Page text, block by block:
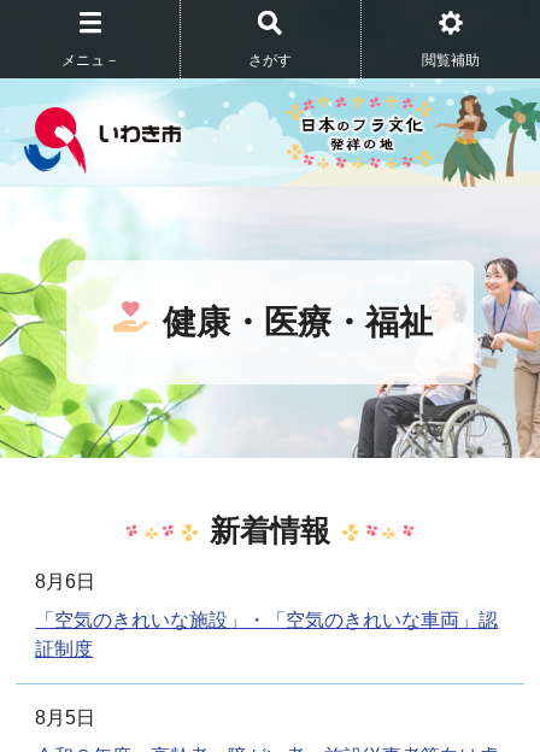
メニュ－ さがす 閲覧補助
健康・医療・福祉
新着情報
8月6日
「空気のきれいな施設」・「空気のきれいな車両」認
証制度
8月5日